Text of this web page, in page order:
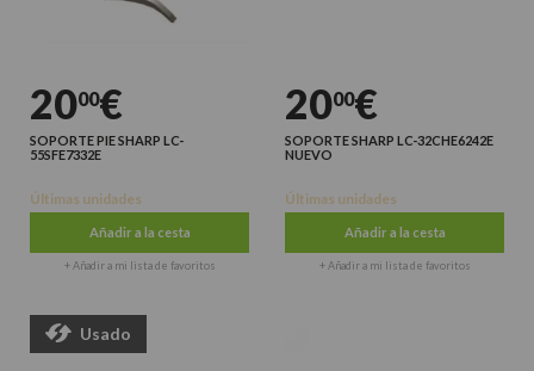
2000€
SOPORTE PIE SHARP LC-
55SFE7332E
Últimas unidades
Añadir a la cesta
+ Añadir a mi lista de favoritos
2000€
SOPORTE SHARP LC-32CHE6242E
NUEVO
Últimas unidades
Añadir a la cesta
+ Añadir a mi lista de favoritos
Usado